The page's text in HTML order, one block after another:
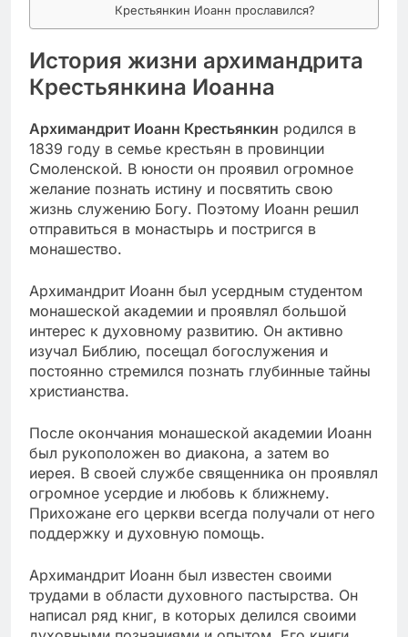
Крестьянкин Иоанн прославился?
История жизни архимандрита
Крестьянкина Иоанна
Архимандрит Иоанн Крестьянкин родился в
1839 году в семье крестьян в провинции
Смоленской. В юности он проявил огромное
желание познать истину и посвятить свою
жизнь служению Богу. Поэтому Иоанн решил
отправиться в монастырь и постригся в
монашество.
Архимандрит Иоанн был усердным студентом
монашеской академии и проявлял большой
интерес к духовному развитию. Он активно
изучал Библию, посещал богослужения и
постоянно стремился познать глубинные тайны
христианства.
После окончания монашеской академии Иоанн
был рукоположен во диакона, а затем во
иерея. В своей службе священника он проявлял
огромное усердие и любовь к ближнему.
Прихожане его церкви всегда получали от него
поддержку и духовную помощь.
Архимандрит Иоанн был известен своими
трудами в области духовного пастырства. Он
написал ряд книг, в которых делился своими